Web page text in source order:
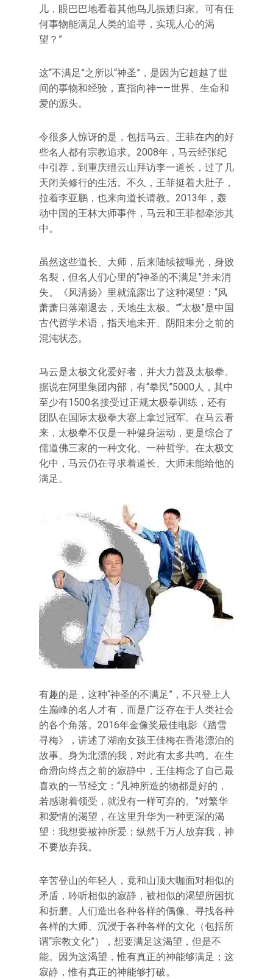
儿，眼巴巴地看着其他鸟儿振翅归家。可有任
何事物能满足人类的追寻，实现人心的渴
望？”
这“不满足”之所以“神圣”，是因为它超越了世
间的事物和经验，直指向神——世界、生命和
爱的源头。
令很多人惊讶的是，包括马云、王菲在内的好
些名人都有宗教追求。2008年，马云经张纪
中引荐，到重庆缙云山拜访李一道长，过了几
天闭关修行的生活。不久，王菲挺着大肚子，
拉着李亚鹏，也来向道长请教。2013年，轰
动中国的王林大师事件，马云和王菲都牵涉其
中。
虽然这些道长、大师，后来陆续被曝光，身败
名裂，但名人们心里的“神圣的不满足”并未消
失。《风清扬》里就流露出了这种渴望：“风
萧萧日落潮退去，天地生太极。”“太极”是中国
古代哲学术语，指天地未开、阴阳未分之前的
混沌状态。
马云是太极文化爱好者，并大力普及太极拳。
据说在阿里集团内部，有“拳民”5000人，其中
至少有1500名接受过正规太极拳训练，还有
团队在国际太极拳大赛上拿过冠军。在马云看
来，太极拳不仅是一种健身运动，更是综合了
儒道佛三家的一种文化、一种哲学。在太极文
化中，马云仍在寻求着道长、大师未能给他的
满足。
有趣的是，这种“神圣的不满足”，不只登上人
生巅峰的名人才有，而是广泛存在于人类社会
的各个角落。2016年金像奖最佳电影《踏雪
寻梅》，讲述了湖南女孩王佳梅在香港漂泊的
故事。身为北漂的我，对此有太多共鸣。在生
命滑向终点之前的寂静中，王佳梅念了自己最
喜欢的一节经文：“凡神所造的物都是好的，
若感谢着领受，就没有一样可弃的。”对繁华
和爱情的渴望，在这里升华为一种更深的渴
望：我想要被神所爱；纵然千万人放弃我，神
不要放弃我。
辛苦登山的年轻人，竟和山顶大咖面对相似的
矛盾，聆听相似的寂静，被相似的渴望所困扰
和折磨。人们造出各种各样的偶像、寻找各种
各样的大师、沉浸于各种各样的文化（包括所
谓“宗教文化”），想要满足这渴望，但是不
能。因为这渴望，惟有真正的神能够满足；这
寂静，惟有真正的神能够打破。